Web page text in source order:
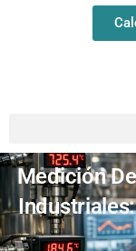
Medición